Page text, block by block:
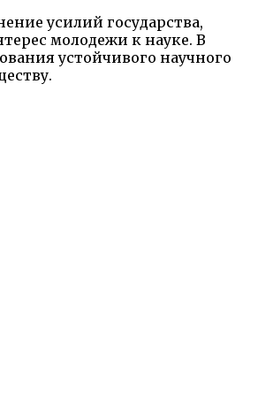
усилий государства,
молодежи к науке. В
устойчивого научного